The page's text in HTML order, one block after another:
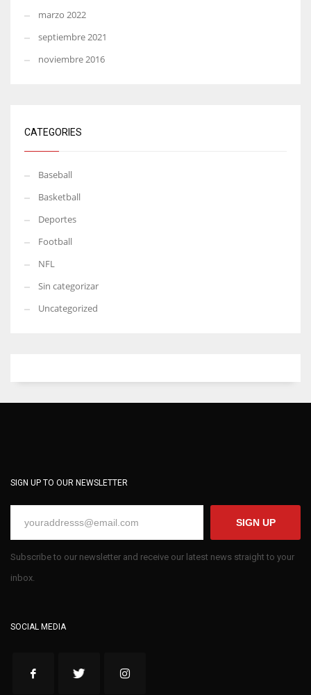
marzo 2022
septiembre 2021
noviembre 2016
CATEGORIES
Baseball
Basketball
Deportes
Football
NFL
Sin categorizar
Uncategorized
SIGN UP TO OUR NEWSLETTER
SIGN UP
Subscribe to our newsletter and receive our latest news straight to your
inbox.
SOCIAL MEDIA